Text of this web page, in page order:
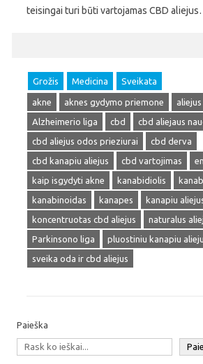
teisingai turi būti vartojamas CBD
Grožis Medicina Sveikata
akne aknes gydymo priemone aliejus
Alzheimerio liga
cbd cbd aliejaus
cbd aliejus odos prieziurai
cbd derva
cbd kanapiu aliejus
cbd vartojimas
kaip isgydyti akne
kanabidiolis
kanabinoidas
kanapes kanapiu
koncentruotas cbd aliejus
naturalus
Parkinsono liga
pluostiniu kanapiu
sveika oda ir cbd aliejus
Paieška